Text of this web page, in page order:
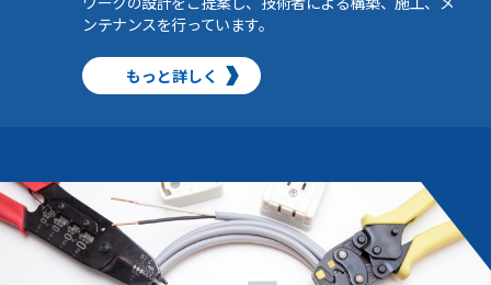
ンテナンスを行っています。
もっと詳しく